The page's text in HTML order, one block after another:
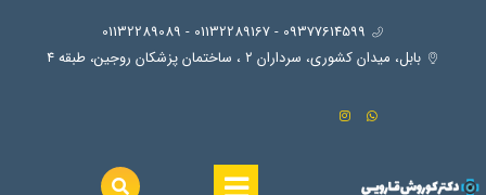
09377614599 - 01132289167 - 01132289089
بابل، ميدان كشوري، سرداران ٢ ، ساختمان پزشكان روجين، طبقه ٤